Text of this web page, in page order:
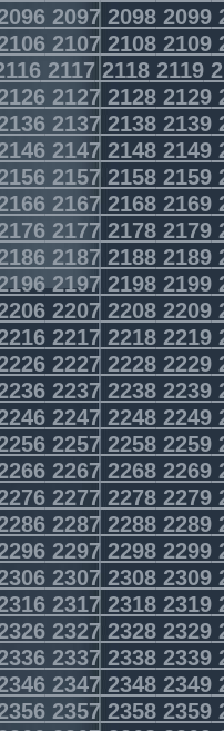
2097 20982099
2107 21082109
211721182119
2127 21282129
2137 21382139
2147 21482149
2157 21582159
2167 21682169
2177 21782179
2187 21882189
2197 21982199
2207 22082209
2217 22182219
2227 22282229
2237 22382239
2247 22482249
2257 22582259
2267 22682269
2277 22782279
2287 22882289
2297 22982299
2307 23082309
2317 23182319
2327 23282329
2337 23382339
2347 23482349
2357 23582359